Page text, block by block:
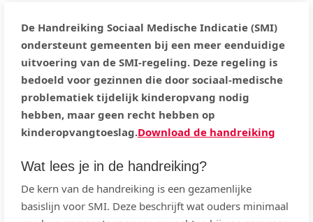
De Handreiking Sociaal Medische Indicatie (SMI)
ondersteunt gemeenten bij een meer eenduidige
uitvoering van de SMI-regeling. Deze regeling is
bedoeld voor gezinnen die door sociaal-medische
problematiek tijdelijk kinderopvang nodig
hebben, maar geen recht hebben op
kinderopvangtoeslag.Download de handreiking
Wat lees je in de handreiking?
De kern van de handreiking is een gezamenlijke
basislijn voor SMI. Deze beschrijft wat ouders minimaal